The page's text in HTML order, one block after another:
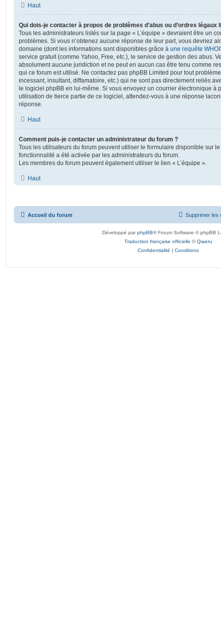
Haut
Qui dois-je contacter à propos de problèmes d’abus ou d’ordres légaux
Tous les administrateurs listés sur la page « L’équipe » devraient être un
problèmes. Si vous n’obtenez aucune réponse de leur part, vous devriez
domaine (dont les informations sont disponibles grâce à une requête
service gratuit (comme Yahoo, Free, etc.), le service de gestion des abus.
absolument aucune juridiction et ne peut en aucun cas être tenu comme
qui ce forum est utilisé. Ne contactez pas phpBB Limited pour tout
incessant, insultant, diffamatoire, etc.) qui ne sont pas directement reliés
le logiciel phpBB en lui-même. Si vous envoyez un courrier électronique à
utilisation de tierce partie de ce logiciel, attendez-vous à une réponse
réponse.
Haut
Comment puis-je contacter un administrateur du forum ?
Tous les utilisateurs du forum peuvent utiliser le formulaire disponible sur
fonctionnalité a été activée par les administrateurs du forum.
Les membres du forum peuvent également utiliser le lien « L’équipe ».
Haut
Accueil du forum Supprimer les
Développé parphpBB® Forum Software © phpBB
Traduction française officielle ©Qiaeru
Confidentialité | Conditions